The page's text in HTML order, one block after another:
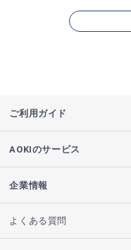
ご利用ガイド
AOKIのサービス
企業情報
よくある質問